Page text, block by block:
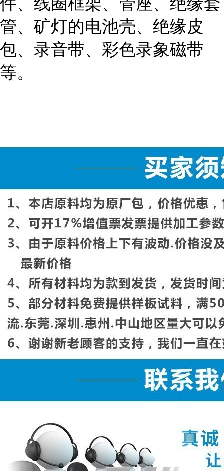
管、矿灯的电池壳、绝缘皮
包、录音带、彩色录象磁带
等。